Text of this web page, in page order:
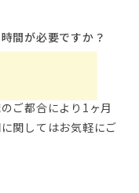
間が必要ですか？
ご都合により1ヶ月
関してはお気軽にご